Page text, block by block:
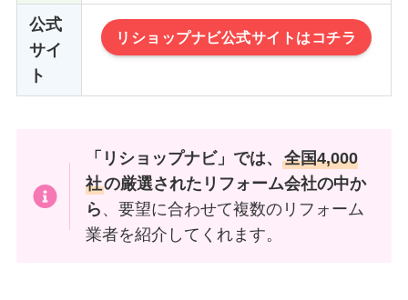
公式
サイ
ト
リショップナビ公式サイトはコチラ
「リショップナビ」では、全国4,000
社の厳選されたリフォーム会社の中か
ら 、要望に合わせて複数のリフォーム
業者を紹介してくれます。